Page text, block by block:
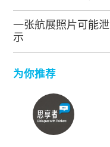
一张航展照片可能
示
为你推荐